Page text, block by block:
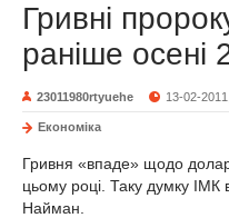
Гривні
раніше осені
23011980rtyuehe 13-02-
Економіка
Гривня «впаде» щодо
цьому році. Таку думку ІМК
Найман.